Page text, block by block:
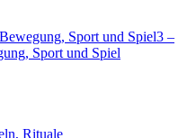
3 –
Sport und Spiel
Rituale